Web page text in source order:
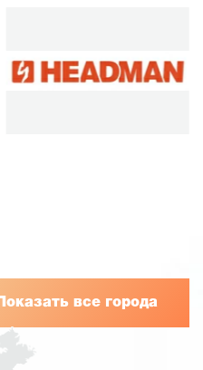
Показать все города